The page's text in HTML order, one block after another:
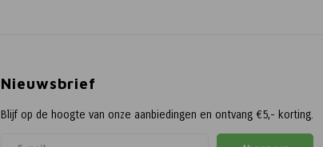
Nieuwsbrief
Blijf op de hoogte van onze aanbiedingen en ontvang €5,- korting.